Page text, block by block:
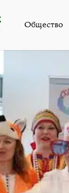
Общество